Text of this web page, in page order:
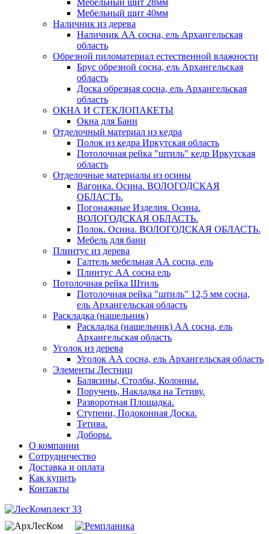
Мебельный щит 28мм
Мебельный щит 40мм
Наличник из дерева
Наличник АА сосна, ель Архангельская
область
Обрезной пиломатериал естественной влажности
Брус обрезной сосна, ель Архангельская
область
Доска обрезная сосна, ель Архангельская
область
ОКНА И СТЕКЛОПАКЕТЫ
Окна для Бани
Отделочный материал из кедра
Полок из кедра Иркутская область
Потолочная рейка "штиль" кедр Иркутская
область
Отделочные материалы из осины
Вагонка. Осина. ВОЛОГОДСКАЯ
ОБЛАСТЬ.
Погонажные Изделия. Осина.
ВОЛОГОДСКАЯ ОБЛАСТЬ.
Полок. Осина. ВОЛОГОДСКАЯ ОБЛАСТЬ.
Мебель для бани
Плинтус из дерева
Галтель мебельная АА сосна, ель
Плинтус АА сосна ель
Потолочная рейка Штиль
Потолочная рейка "штиль" 12,5 мм сосна,
ель Архангельская область
Раскладка (нащельник)
Раскладка (нащельник) АА сосна, ель
Архангельская область
Уголок из дерева
Уголок АА сосна, ель Архангельская область
Элементы Лестниц
Балясины, Столбы, Колонны.
Поручень, Накладка на Тетиву.
Разворотная Площадка.
Ступени, Подоконная Доска.
Тетива.
Доборы.
О компании
Сотрудничество
Доставка и оплата
Как купить
Контакты